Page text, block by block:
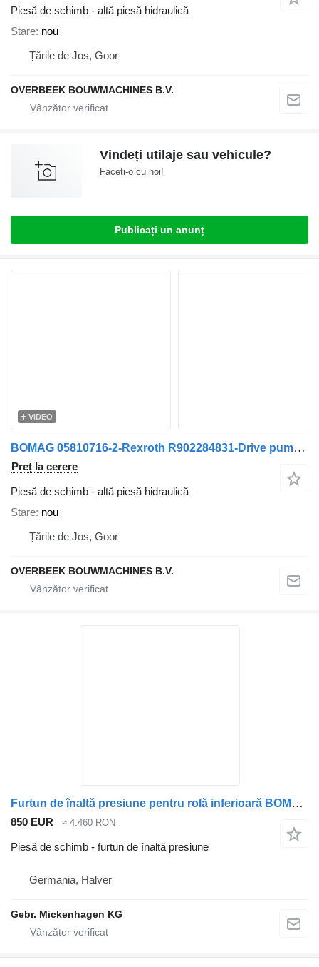
Piesă de schimb - altă piesă hidraulică
Stare nou
Țările de Jos, Goor
OVERBEEK BOUWMACHINES B.V.
Vindeți utilaje sau vehicule?
Faceți-o cu noi!
Publicați un anunț
VIDEO
BOMAG 05810716-2-Rexroth R902284831-Drive pump/Fahrpumpe
Preț la cerere
Piesă de schimb - altă piesă hidraulică
Stare nou
Țările de Jos, Goor
OVERBEEK BOUWMACHINES B.V.
Furtun de înaltă presiune pentru rolă inferioară BOMAG KSG
850 EUR ≈ 4.460 RON
Piesă de schimb - furtun de înaltă presiune
Germania, Halver
Gebr. Mickenhagen KG